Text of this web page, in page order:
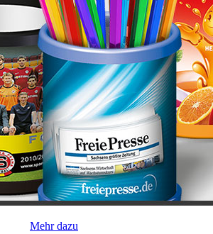
Mehr dazu